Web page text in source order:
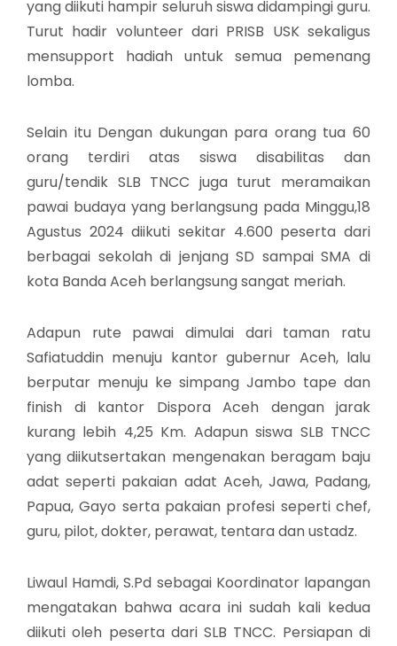
yang diikuti hampir seluruh siswa didampingi guru.
Turut hadir volunteer dari PRISB USK sekaligus
mensupport hadiah untuk semua pemenang
lomba.
Selain itu Dengan dukungan para orang tua 60
orang terdiri atas siswa disabilitas dan
guru/tendik SLB TNCC juga turut meramaikan
pawai budaya yang berlangsung pada Minggu,18
Agustus 2024 diikuti sekitar 4.600 peserta dari
berbagai sekolah di jenjang SD sampai SMA di
kota Banda Aceh berlangsung sangat meriah.
Adapun rute pawai dimulai dari taman ratu
Safiatuddin menuju kantor gubernur Aceh, lalu
berputar menuju ke simpang Jambo tape dan
finish di kantor Dispora Aceh dengan jarak
kurang lebih 4,25 Km. Adapun siswa SLB TNCC
yang diikutsertakan mengenakan beragam baju
adat seperti pakaian adat Aceh, Jawa, Padang,
Papua, Gayo serta pakaian profesi seperti chef,
guru, pilot, dokter, perawat, tentara dan ustadz.
Liwaul Hamdi, S.Pd sebagai Koordinator lapangan
mengatakan bahwa acara ini sudah kali kedua
diikuti oleh peserta dari SLB TNCC. Persiapan di